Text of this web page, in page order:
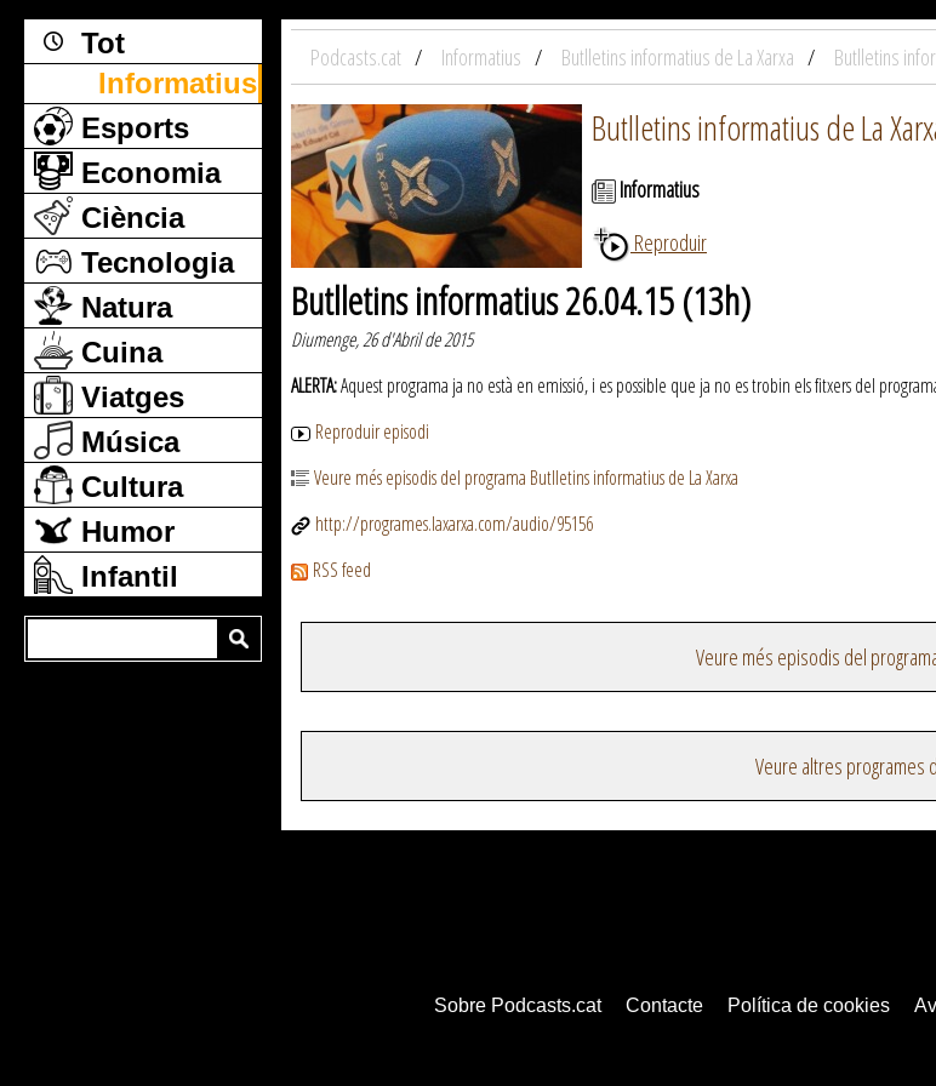
Tot
Informatius
Esports
Economia
Ciència
Tecnologia
Natura
Cuina
Viatges
Música
Cultura
Humor
Infantil
Podcasts.cat Informatius Butlletins informatius de La Xarxa Butlletins
Butlletins informatius de La
Informatius
Reproduir
Butlletins informatius 26.04.15 (13h)
Diumenge, 26 d'Abril de 2015
ALERTA:Aquest programa ja no està en emissió, i es possible que ja no es trobin els fitxers del
Reproduir episodi
Veure més episodis del programa Butlletins informatius de La Xarxa
http://programes.laxarxa.com/audio/95156
RSS feed
Veure més episodis del
Veure altres programes
Sobre Podcasts.cat Contacte Política de cookies